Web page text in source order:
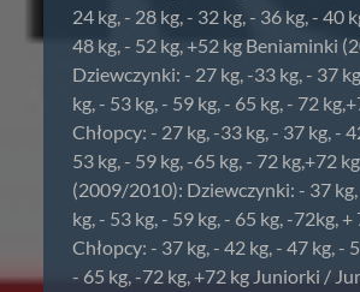
24 kg, - 28 kg, - 32 kg, - 36 kg, - 40
48 kg, - 52 kg, +52 kg Beniaminki
Dziewczynki: - 27 kg, -33 kg, - 37
kg, - 53 kg, - 59 kg, - 65 kg, - 72
Chłopcy: - 27 kg, -33 kg, - 37 kg, -
53 kg, - 59 kg, -65 kg, - 72 kg,+72
(2009/2010): Dziewczynki: - 37 kg,
kg, - 53 kg, - 59 kg, - 65 kg, -72kg, +
Chłopcy: - 37 kg, - 42 kg, - 47 kg, -
- 65 kg, -72 kg, +72 kg Juniorki /